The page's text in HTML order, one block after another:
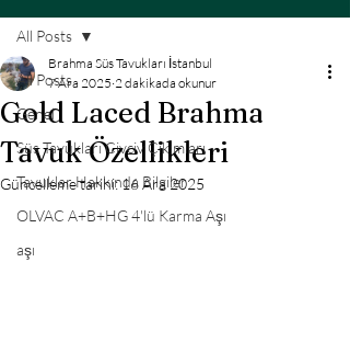
All Posts
Genel
Süs Tavukları Civciv Çıkımları
Tavuklar Hakkında Bilgiler
OLVAC A+B+HG 4'lü Karma Aşı
aşı
All Posts
Gold Laced Brahma
Tavuk Özellikleri
Brahma Süs Tavukları İstanbul
7 Ara 2025 2 dakikada okunur
Güncelleme tarihi:16 Ara 2025